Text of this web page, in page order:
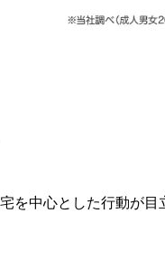
を中心とした行動が目